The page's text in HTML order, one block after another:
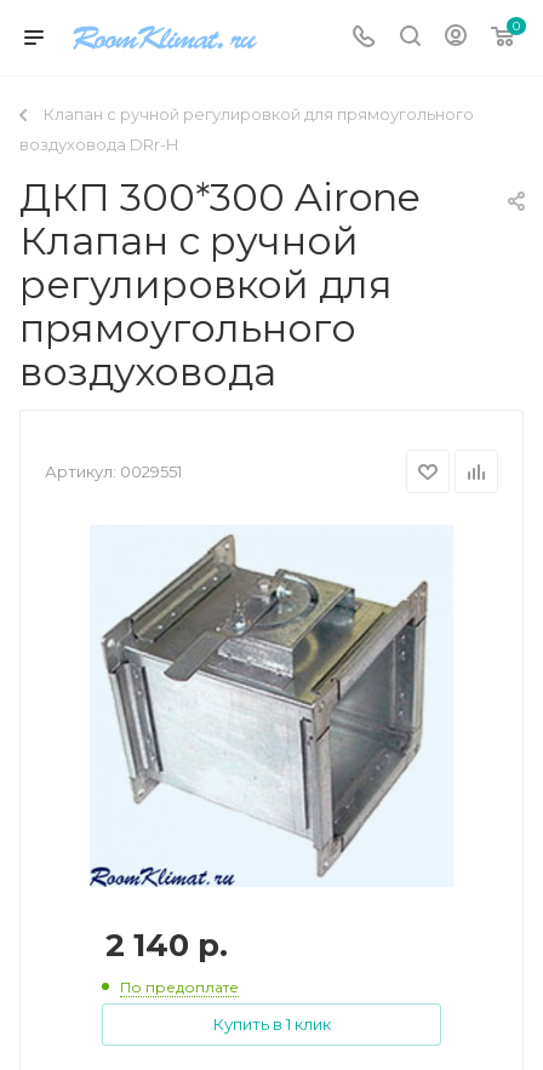
0
Клапан с ручной регулировкой для прямоугольного
воздуховода DRr-H
ДКП 300*300 Airone
Клапан с ручной
регулировкой для
прямоугольного
воздуховода
Артикул: 0029551
2 140 р.
По предоплате
Купить в 1 клик